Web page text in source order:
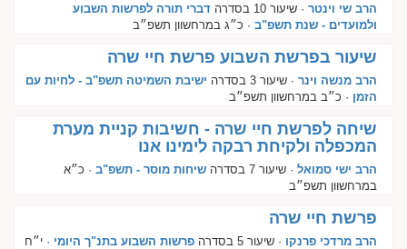
הרב שי וינטר · שיעור 10 בסדרה
דברי תורה לפרשות השבוע
ולמועדים - שנת תשפ"ב · כ״ג במרחשוון תשפ״ב
שיעור בפרשת השבוע פרשת חיי שרה
הרב מנשה וינר · שיעור 3 בסדרה
ישיבת השמיטה תשפ"ב - לחיות עם
הזמן · כ״ב במרחשוון תשפ״ב
שיחה לפרשת חיי שרה - חשיבות קניית מערת
המכפלה ולקיחת רבקה לימינו אנו
הרב ישי סמואל · שיעור 7 בסדרה שיחות מוסר - תשפ"ב · כ״א
במרחשוון תשפ״ב
פרשת חיי שרה
הרב מרדכי פרנקו · שיעור 5 בסדרה פרשות השבוע בתנ"ך היומי · י״ח